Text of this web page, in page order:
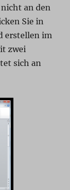
an den
Sie in
erstellen im
zwei
sich an